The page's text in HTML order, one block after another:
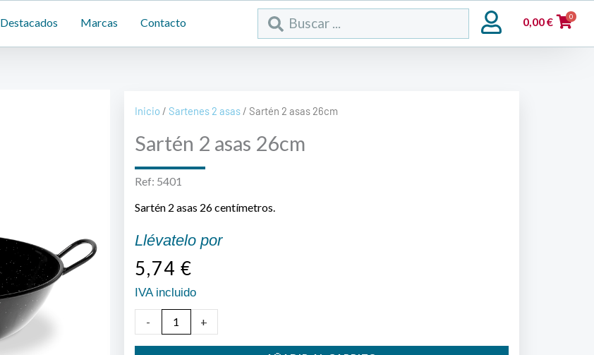
Destacados Marcas Contacto
Search
...
0,00€ 0
Inicio / Sartenes 2 asas/ Sartén 2 asas 26cm
Sartén 2 asas 26cm
Ref: 5401
Sartén 2 asas 26 centímetros.
Llévatelo por
5,74 €
IVA incluido
-
2
+